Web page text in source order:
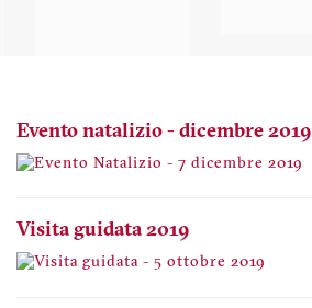
Evento natalizio - dicembre 2019
Visita guidata 2019